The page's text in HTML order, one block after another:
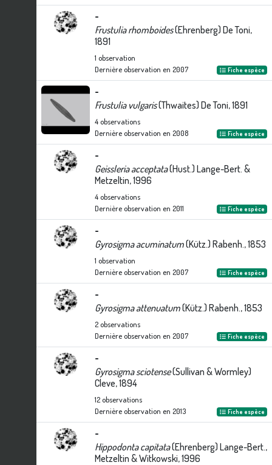
-
Frustulia rhomboides(Ehrenberg) De Toni,
1891
1 observation
Dernière observation en 2007 Fiche espèce
-
Frustulia vulgaris(Thwaites) De Toni, 1891
4observations
Dernière observation en 2008 Fiche espèce
-
Geissleria acceptata(Hust.) Lange-Bert. &
Metzeltin, 1996
4observations
Dernière observation en 2011 Fiche espèce
-
Gyrosigma acuminatum(Kütz.) Rabenh., 1853
1 observation
Dernière observation en 2007 Fiche espèce
-
Gyrosigma attenuatum(Kütz.) Rabenh., 1853
2observations
Dernière observation en 2007 Fiche espèce
-
Gyrosigma sciotense(Sullivan & Wormley)
Cleve, 1894
12observations
Dernière observation en 2013 Fiche espèce
-
Hippodonta capitata(Ehrenberg) Lange-Bert.,
Metzeltin & Witkowski, 1996